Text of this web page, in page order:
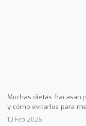
Muchas dietas fracasan
y cómo evitarlos para
10 Feb 2026